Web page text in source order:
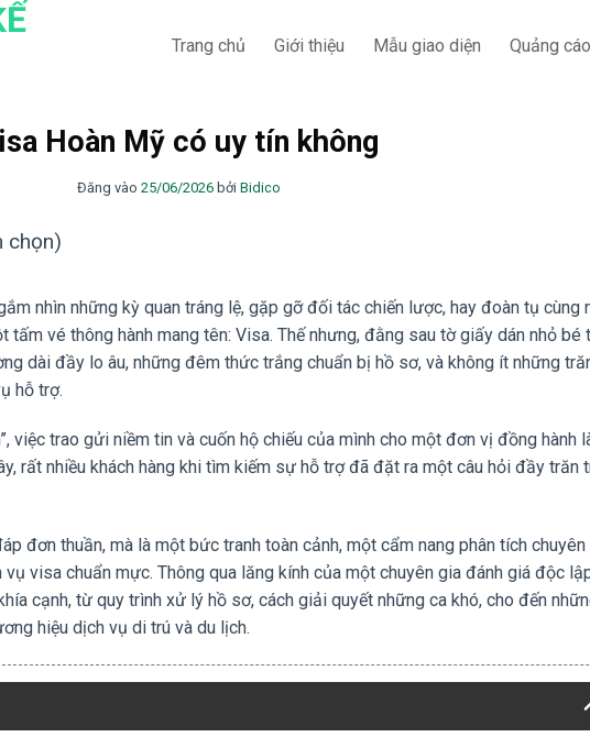
Trang chủ Giới thiệu Mẫu giao diện Quảng cáo
Hoàn Mỹ có uy tín không
Đăng vào 25/06/2026 bởi Bidico
chọn)
nhìn những kỳ quan tráng lệ, gặp gỡ đối tác chiến lược, hay đoàn tụ cùng
vé thông hành mang tên: Visa. Thế nhưng, đằng sau tờ giấy dán nhỏ bé
dài đầy lo âu, những đêm thức trắng chuẩn bị hồ sơ, và không ít những
hỗ trợ.
việc trao gửi niềm tin và cuốn hộ chiếu của mình cho một đơn vị đồng hành
rất nhiều khách hàng khi tìm kiếm sự hỗ trợ đã đặt ra một câu hỏi đầy trăn
đơn thuần, mà là một bức tranh toàn cảnh, một cẩm nang phân tích chuyên
visa chuẩn mực. Thông qua lăng kính của một chuyên gia đánh giá độc
cạnh, từ quy trình xử lý hồ sơ, cách giải quyết những ca khó, cho đến
hiệu dịch vụ di trú và du lịch.